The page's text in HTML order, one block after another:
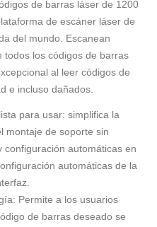
de barras láser de 1200
de escáner láser de
del mundo. Escanean
todos los códigos de barras
al leer códigos de
e incluso dañados.
para usar: simplifica la
montaje de soporte sin
configuración automáticas en
automáticas de la
Permite a los usuarios
de barras deseado se